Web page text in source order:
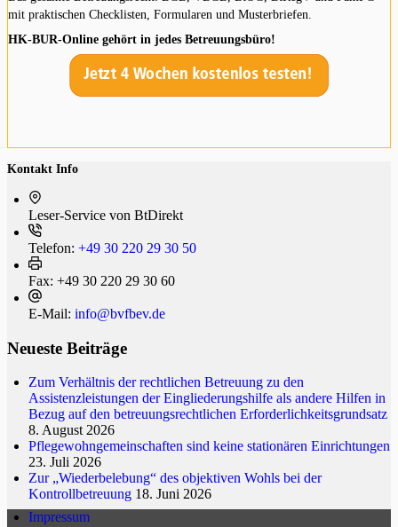
mit praktischen Checklisten, Formularen und Musterbriefen.
HK-BUR-Online gehört in jedes Betreuungsbüro!
Kontakt Info
Leser-Service von BtDi­rekt
Telefon: +49 30 220 29 30 50
Fax: +49 30 220 29 30 60
E-Mail: info@bvfbev.de
Neueste Beiträge
Zum Verhältnis der rechtlichen Betreuung zu den
Assistenzleistungen der Eingliederungshilfe als andere Hilfen in
Bezug auf den betreuungsrechtlichen Erforderlichkeitsgrundsatz
8. August 2026
Pflegewohngemeinschaften sind keine stationären Einrichtungen
23. Juli 2026
Zur „Wiederbelebung“ des objektiven Wohls bei der
Kontrollbetreuung 18. Juni 2026
Impressum